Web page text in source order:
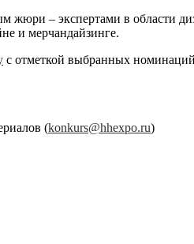
жюри – экспертами в области
и мерчандайзинге.
с отметкой выбранных
(konkurs@hhexpo.ru)